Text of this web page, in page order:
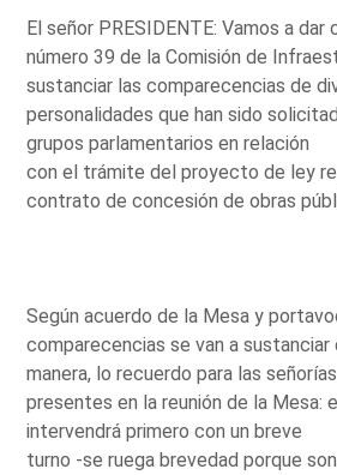
El señor PRESIDENTE: Vamos a dar
número 39 de la Comisión de
sustanciar las comparecencias de
personalidades que han sido
grupos parlamentarios en relación
con el trámite del proyecto de ley
contrato de concesión de obras
Según acuerdo de la Mesa y
comparecencias se van a sustanciar
manera, lo recuerdo para las
presentes en la reunión de la Mesa:
intervendrá primero con un breve
turno -se ruega brevedad porque